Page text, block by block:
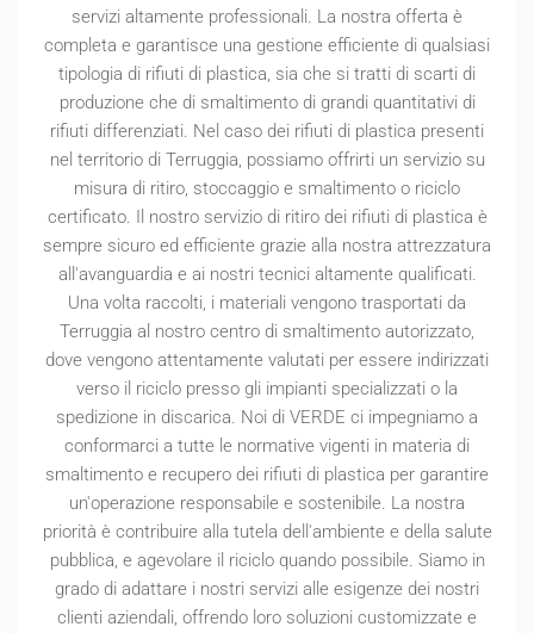
servizi altamente professionali. La nostra offerta è
completa e garantisce una gestione efficiente di qualsiasi
tipologia di rifiuti di plastica, sia che si tratti di scarti di
produzione che di smaltimento di grandi quantitativi di
rifiuti differenziati. Nel caso dei rifiuti di plastica presenti
nel territorio di Terruggia, possiamo offrirti un servizio su
misura di ritiro, stoccaggio e smaltimento o riciclo
certificato. Il nostro servizio di ritiro dei rifiuti di plastica è
sempre sicuro ed efficiente grazie alla nostra attrezzatura
all'avanguardia e ai nostri tecnici altamente qualificati.
Una volta raccolti, i materiali vengono trasportati da
Terruggia al nostro centro di smaltimento autorizzato,
dove vengono attentamente valutati per essere indirizzati
verso il riciclo presso gli impianti specializzati o la
spedizione in discarica. Noi di VERDE ci impegniamo a
conformarci a tutte le normative vigenti in materia di
smaltimento e recupero dei rifiuti di plastica per garantire
un'operazione responsabile e sostenibile. La nostra
priorità è contribuire alla tutela dell'ambiente e della salute
pubblica, e agevolare il riciclo quando possibile. Siamo in
grado di adattare i nostri servizi alle esigenze dei nostri
clienti aziendali, offrendo loro soluzioni customizzate e